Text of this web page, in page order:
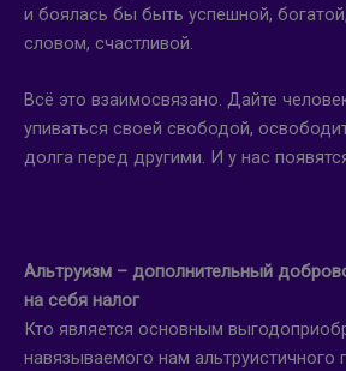
и боялась бы быть успешной,
словом, счастливой.
Всё это взаимосвязано. Дайте
упиваться своей свободой,
долга перед другими. И у нас
Альтруизм – дополнительный
на себя налог
Кто является основным
навязываемого нам альтруистичного